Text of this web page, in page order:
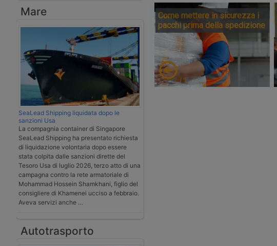
Mare
SeaLead Shipping liquidata dopo le
sanzioni Usa
La compagnia container di Singapore
SeaLead Shipping ha presentato richiesta
di liquidazione volontaria dopo essere
stata colpita dalle sanzioni dirette del
Tesoro Usa di luglio 2026, terzo atto di una
campagna contro la rete armatoriale di
Mohammad Hossein Shamkhani, figlio del
consigliere di Khamenei ucciso a febbraio.
Aveva servizi anche …
Autotrasporto
Come mettere in sicurezza i
pacchi prima della spedizione